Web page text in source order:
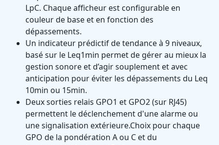
LpC. Chaque afficheur est configurable en
couleur de base et en fonction des
dépassements.
Un indicateur prédictif de tendance à 9 niveaux,
basé sur le Leq1min permet de gérer au mieux la
gestion sonore et d’agir souplement et avec
anticipation pour éviter les dépassements du Leq
10min ou 15min.
Deux sorties relais GPO1 et GPO2 (sur RJ45)
permettent le déclenchement d'une alarme ou
une signalisation extérieure.Choix pour chaque
GPO de la pondération A ou C et du